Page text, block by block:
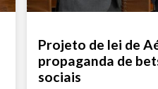
Projeto de lei de
propaganda de
sociais